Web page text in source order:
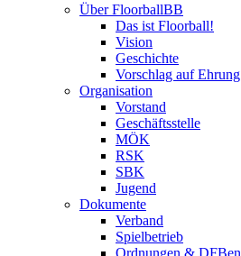
Über FloorballBB
Das ist Floorball!
Vision
Geschichte
Vorschlag auf Ehrung
Organisation
Vorstand
Geschäftsstelle
MÖK
RSK
SBK
Jugend
Dokumente
Verband
Spielbetrieb
Ordnungen & DFBen